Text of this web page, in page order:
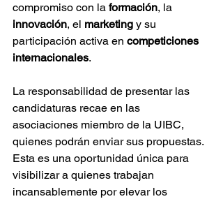
compromiso con la formación, la
innovación, el marketing y su
participación activa en competiciones
internacionales.
La responsabilidad de presentar las
candidaturas recae en las
asociaciones miembro de la UIBC,
quienes podrán enviar sus propuestas.
Esta es una oportunidad única para
visibilizar a quienes trabajan
incansablemente por elevar los